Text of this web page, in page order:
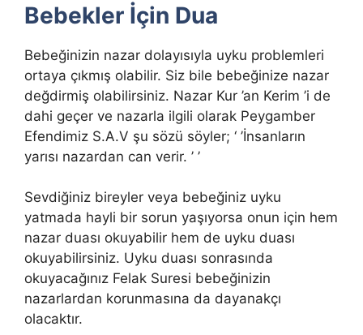
Bebekler İçin Dua
Bebeğinizin nazar dolayısıyla uyku problemleri
ortaya çıkmış olabilir. Siz bile bebeğinize nazar
değdirmiş olabilirsiniz. Nazar Kur ’an Kerim ’i de
dahi geçer ve nazarla ilgili olarak Peygamber
Efendimiz S.A.V şu sözü söyler; ‘ ’İnsanların
yarısı nazardan can verir. ’ ’
Sevdiğiniz bireyler veya bebeğiniz uyku
yatmada hayli bir sorun yaşıyorsa onun için hem
nazar duası okuyabilir hem de uyku duası
okuyabilirsiniz. Uyku duası sonrasında
okuyacağınız Felak Suresi bebeğinizin
nazarlardan korunmasına da dayanakçı
olacaktır.